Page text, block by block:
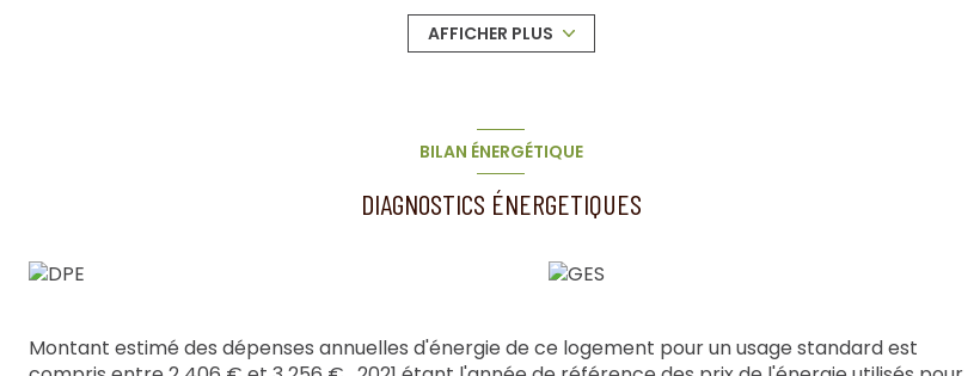
chaussée, vous trouverez trois chambres ainsi qu’une salle d’eau. À l’étage, un salon cosy, une suite
avec sa salle d'eau ainsi qu'une chambre supplémentaire viennent compléter l’ensemble. Le bien
Zone soumise à une obligation légale de débroussaillement.
Les informations sur les risques auxquels ce bien est exposé sont disponibles sur le site
AFFICHER PLUS
BILAN ÉNERGÉTIQUE
DIAGNOSTICS ÉNERGETIQUES
Montant estimé des dépenses annuelles d'énergie de ce logement pour un usage standard est